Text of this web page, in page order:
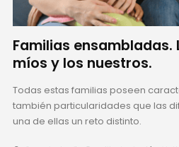
Familias ensambladas.
míos y los nuestros.
Todas estas familias poseen
también particularidades que las
una de ellas un reto distinto.